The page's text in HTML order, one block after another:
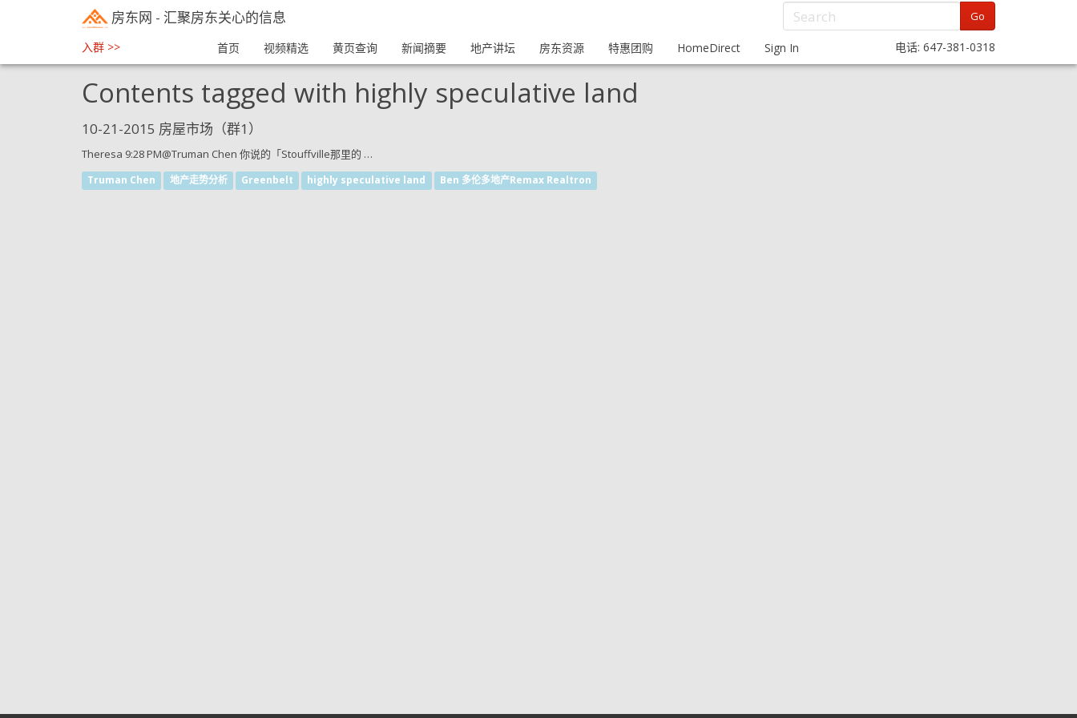
房东网 - 汇聚房东关心的信息 Go
入群 >> 首页 视频精选 黄页查询 新闻摘要 地产讲坛 房东资源 特惠团购 HomeDirect Sign In 电话: 647-381-0318
Contents tagged with highly speculative land
10-21-2015 房屋市场（群1）
Theresa 9:28 PM@Truman Chen 你说的「Stouffville那里的 …
Truman Chen 地产走势分析 Greenbelt highly speculative land Ben 多伦多地产Remax Realtron